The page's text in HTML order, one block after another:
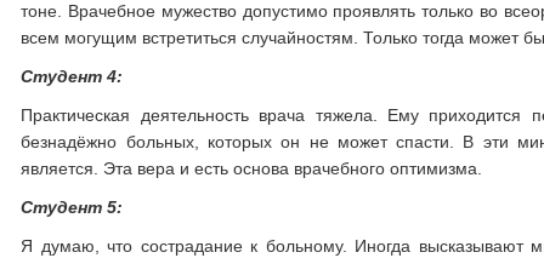
тоне. Врачебное мужество допустимо проявлять только во
всем могущим встретиться случайностям. Только тогда может
Студент 4:
Практическая деятельность врача тяжела. Ему приходится
безнадёжно больных, которых он не может спасти. В эти
является. Эта вера и есть основа врачебного оптимизма.
Студент 5:
Я думаю, что сострадание к больному. Иногда высказывают